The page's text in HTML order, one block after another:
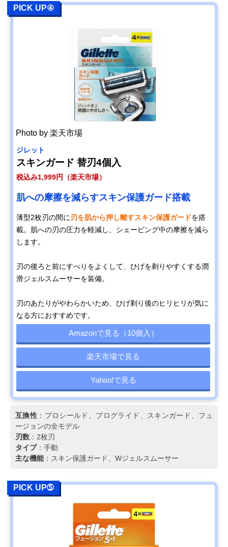
PICK UP④
Photo by 楽天市場
ジレット
スキンガード 替刃4個入
税込み1,999円（楽天市場）
肌への摩擦を減らすスキン保護ガード搭載
薄型2枚刃の間に刃を肌から押し離すスキン保護ガードを搭
載。肌への刃の圧力を軽減し、シェービング中の摩擦を減ら
します。
刃の後ろと前にすべりをよくして、ひげを剃りやすくする潤
滑ジェルスムーサーを装備。
刃のあたりがやわらかいため、ひげ剃り後のヒリヒリが気に
なる方におすすめです。
Amazonで見る（10個入）
楽天市場で見る
Yahoo!で見る
互換性 ：プロシールド、プログライド、スキンガード、フュ
ージョンの全モデル
刃数 ：2枚刃
タイプ：手動
主な機能：スキン保護ガード、Wジェルスムーサー
PICK UP➄